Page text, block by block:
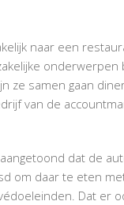
naar een
ze samen gaan
van de
dat de
om daar te eten
Dat er